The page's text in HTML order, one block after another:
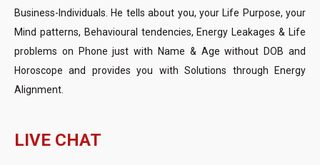
Business-Individuals. He tells about you, your Life Purpose, your
Mind patterns, Behavioural tendencies, Energy Leakages & Life
problems on Phone just with Name & Age without DOB and
Horoscope and provides you with Solutions through Energy
Alignment.
LIVE CHAT